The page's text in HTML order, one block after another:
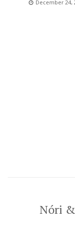
Posted
December 24,
Nóri